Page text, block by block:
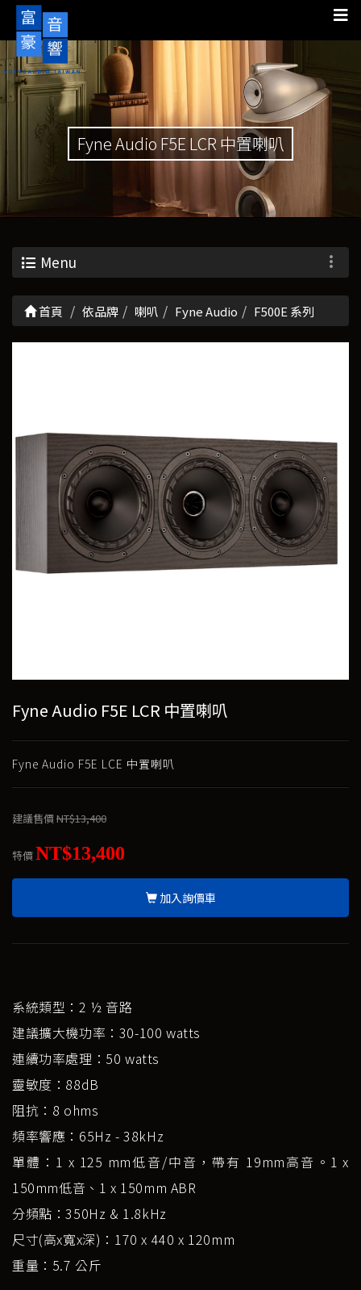
Fyne Audio F5E LCR 中置喇叭
Menu
首頁 依品牌 喇叭 Fyne Audio F500E 系列
Fyne Audio F5E LCR 中置喇叭
Fyne Audio F5E LCE 中置喇叭
建議售價NT$13,400
特價NT$13,400
加入詢價車
系統類型：2 ½ 音路
建議擴大機功率：30-100 watts
連續功率處理：50 watts
靈敏度：88dB
阻抗：8 ohms
頻率響應：65Hz - 38kHz
單體：1 x 125 mm低音/中音，帶有 19mm高音。1 x
150mm低音、1 x 150mm ABR
分頻點：350Hz & 1.8kHz
尺寸(高x寬x深)：170 x 440 x 120mm
重量：5.7 公斤